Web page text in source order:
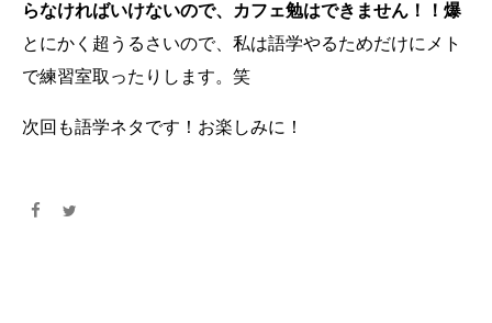
らなければいけないので、カフェ勉はできません！！爆
とにかく超うるさいので、私は語学やるためだけにメト
で練習室取ったりします。笑
次回も語学ネタです！お楽しみに！